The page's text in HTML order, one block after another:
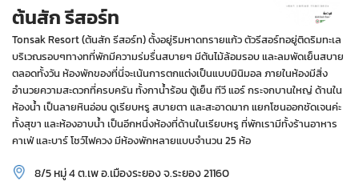
ต้นสัก รีสอร์ท
Tonsak Resort (ต้นสัก รีสอร์ท) ตั้งอยู่ริมหาดทรายแก้ว ตัวรีสอร์ทอยู่ติดริมทะเล
บริเวณรอบๆทางทที่พักมีความร่มรื่นสบายๆ มีต้นไม้ล้อมรอบ และลมพัดเย็นสบาย
ตลอดทั้งวัน ห้องพักของที่นี่จะเน้นการตกแต่งเป็นแบบมินิมอล ภายในห้องมีสิ่ง
อำนวยความสะดวกที่ครบครัน ทั้งกาน้ำร้อน ตู้เย็น ทีวี แอร์ กระจกบานใหญ่ ด้านใน
ห้องน้ำ เป็นลายหินอ่อน ดูเรียบหรู สบายตา และสะอาดมาก แยกโซนออกชัดเจนค่ะ
ทั้งสุขา และห้องอาบน้ำ เป็นอีกหนึ่งห้องที่ด้านในเรียบหรู ที่พักเรามีทั้งร้านอาหาร
คาเฟ่ และบาร์ โชว์ไฟควง มีห้องพักหลายแบบจำนวน 25 ห้อ
8/5 หมู่ 4 ต.เพ อ.เมืองระยอง จ.ระยอง 21160